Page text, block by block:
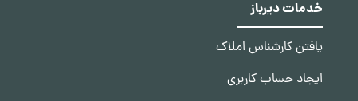
خدمات دیرباز
یافتن کارشناس املاک
ایجاد حساب کاربری